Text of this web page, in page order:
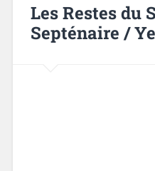
Les Restes du
Septénaire /